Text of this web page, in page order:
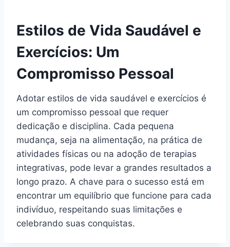
Estilos de Vida Saudável e
Exercícios: Um
Compromisso Pessoal
Adotar estilos de vida saudável e exercícios é
um compromisso pessoal que requer
dedicação e disciplina. Cada pequena
mudança, seja na alimentação, na prática de
atividades físicas ou na adoção de terapias
integrativas, pode levar a grandes resultados a
longo prazo. A chave para o sucesso está em
encontrar um equilíbrio que funcione para cada
indivíduo, respeitando suas limitações e
celebrando suas conquistas.